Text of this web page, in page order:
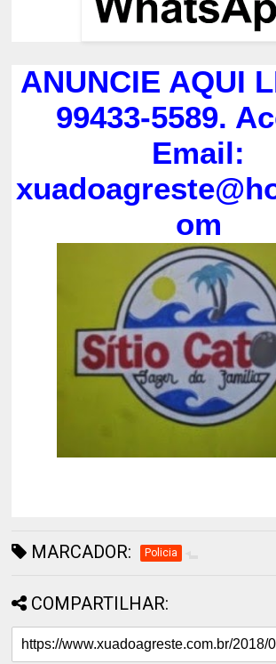
ANUNCIE AQUI
99433-5589.
Email:
om
MARCADOR: Policia
COMPARTILHAR: